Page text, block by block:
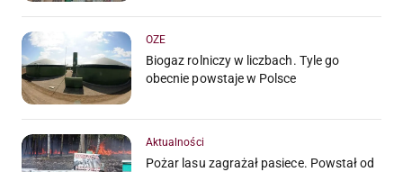
OZE
Biogaz rolniczy w liczbach. Tyle go
obecnie powstaje w Polsce
Aktualności
Pożar lasu zagrażał pasiece. Powstał od